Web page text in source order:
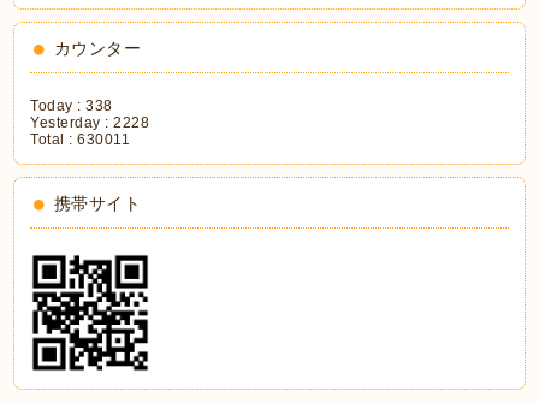
カウンター
Today :338
Yesterday :2228
Total :630011
携帯サイト